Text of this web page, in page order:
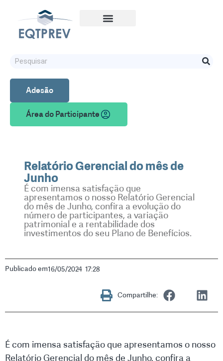
Adesão
Área do Participante
Relatório Gerencial do mês de
Junho
É com imensa satisfação que
apresentamos o nosso Relatório Gerencial
do mês de Junho, confira a evolução do
número de participantes, a variação
patrimonial e a rentabilidade dos
investimentos do seu Plano de Benefícios.
Publicado em16/05/2024 17:28
Compartilhe:
É com imensa satisfação que apresentamos o nosso
Relatório Gerencial do mês de Junho, confira a